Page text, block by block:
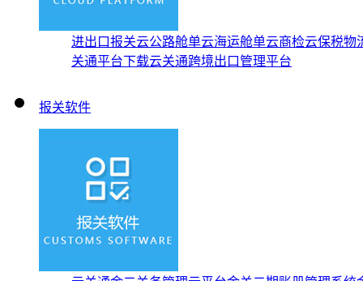
进出口报关云公路舱单云海运舱单云商检云保税物
关通平台下载云关通跨境出口管理平台
报关软件